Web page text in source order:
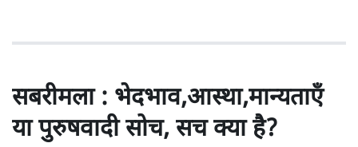
सबरीमला : भेदभाव,आस्था,मान्यताएँ
या पुरुषवादी सोच, सच क्या है?